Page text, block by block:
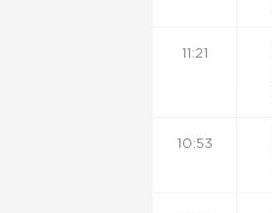
11:21
10:53